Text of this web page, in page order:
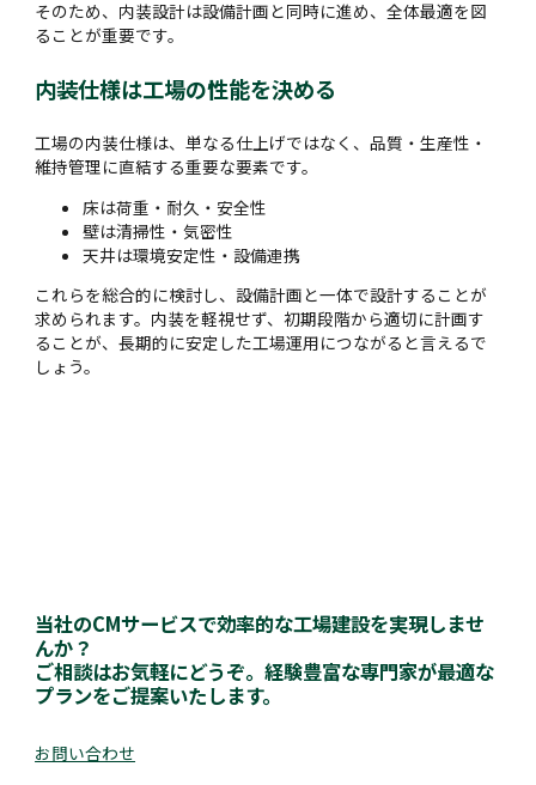
そのため、内装設計は設備計画と同時に進め、全体最適を図
ることが重要です。
内装仕様は工場の性能を決める
工場の内装仕様は、単なる仕上げではなく、品質・生産性・
維持管理に直結する重要な要素です。
床は荷重・耐久・安全性
壁は清掃性・気密性
天井は環境安定性・設備連携
これらを総合的に検討し、設備計画と一体で設計することが
求められます。内装を軽視せず、初期段階から適切に計画す
ることが、長期的に安定した工場運用につながると言えるで
しょう。
当社のCMサービスで効率的な工場建設を実現しませ
んか？
ご相談はお気軽にどうぞ。経験豊富な専門家が最適な
プランをご提案いたします。
お問い合わせ